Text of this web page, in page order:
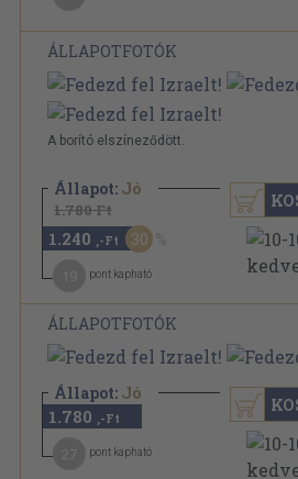
ÁLLAPOTFOTÓK
A borító elszíneződött.
Állapot: Jó
1.780 Ft
1.240 ,-Ft 30
pont kapható
ÁLLAPOTFOTÓK
Állapot: Jó
1.780 ,-Ft
pont kapható